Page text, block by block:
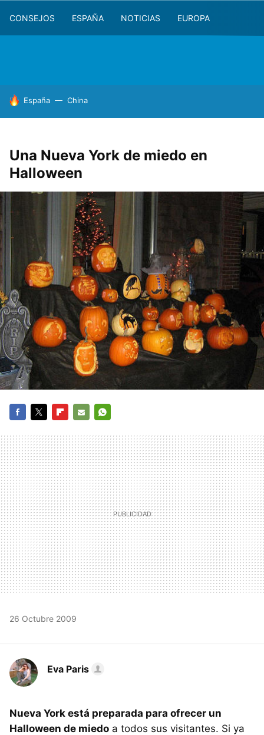
CONSEJOS ESPAÑA NOTICIAS EUROPA
HOY SE HABLA DE
España China
Una Nueva York de miedo en
Halloween
MAIL
26 Octubre 2009
Eva Paris
Nueva York está preparada para ofrecer un
Halloween de miedo a todos sus visitantes. Si ya